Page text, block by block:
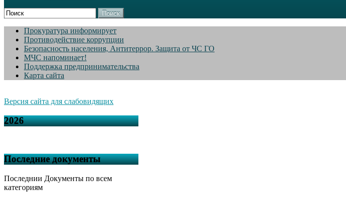
Поиск
Прокуратура информирует
Противодействие коррупции
Безопасность населения, Антитеррор. Защита от ЧС ГО
МЧС напоминает!
Поддержка предпринимательства
Карта сайта
Версия сайта для слабовидящих
2026
Последние документы
Последнии Документы по всем
категориям